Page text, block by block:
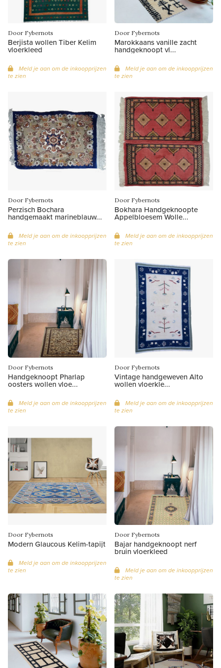
Door Fybernots
Berjista wollen Tiber Kelim
vloerkleed
Meld je aan om de inkoopprijzen
te zien
Door Fybernots
Marokkaans vanille zacht
handgeknoopt vl...
Meld je aan om de inkoopprijzen
te zien
Door Fybernots
Perzisch Bochara
handgemaakt marineblauw...
Meld je aan om de inkoopprijzen
te zien
Door Fybernots
Bokhara Handgeknoopte
Appelbloesem Wolle...
Meld je aan om de inkoopprijzen
te zien
Door Fybernots
Handgeknoopt Pharlap
oosters wollen vloe...
Meld je aan om de inkoopprijzen
te zien
Door Fybernots
Vintage handgeweven Alto
wollen vloerkle...
Meld je aan om de inkoopprijzen
te zien
Door Fybernots
Modern Glaucous Kelim-tapijt
Meld je aan om de inkoopprijzen
te zien
Door Fybernots
Bajar handgeknoopt nerf
bruin vloerkleed
Meld je aan om de inkoopprijzen
te zien